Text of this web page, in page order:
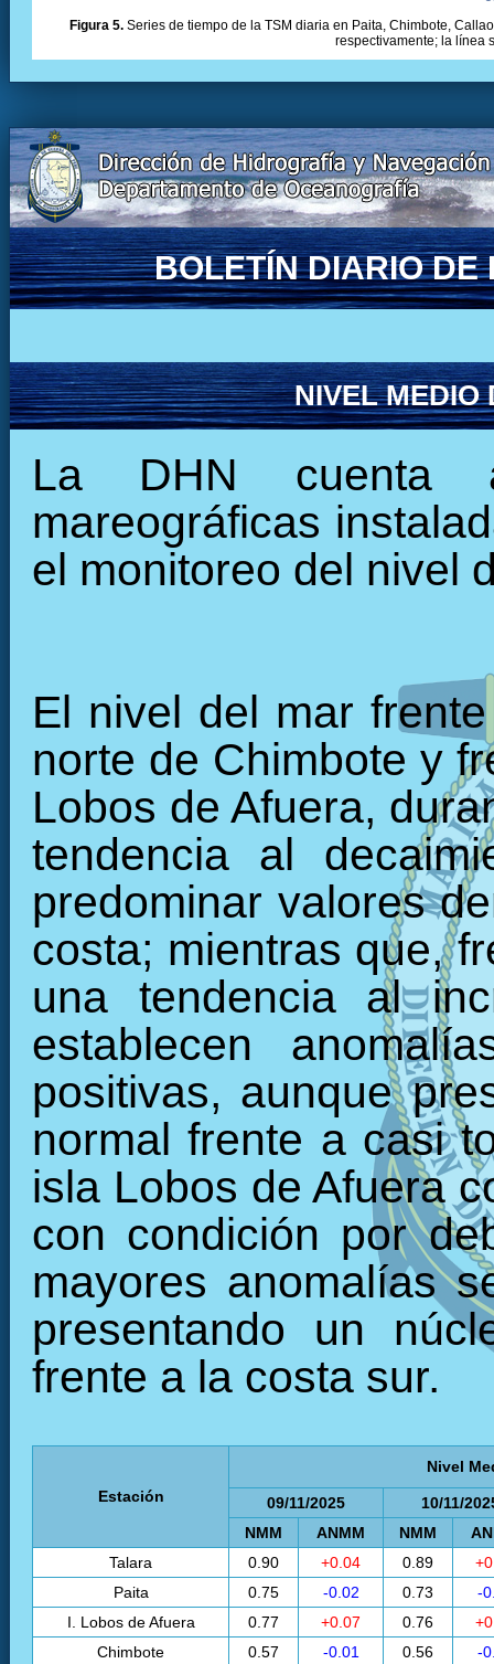
Figura 5. Series de tiempo de la TSM diaria en Paita, Chimbote,
respectivamente; la línea
BOLETÍN DIARIO DE
NIVEL MEDIO
La DHN cuenta
mareográficas
el monitoreo del nivel
El nivel del mar
norte de Chimbote y
Lobos de Afuera,
tendencia al
predominar valores
costa; mientras que,
una tendencia al
establecen
positivas, aunque
normal frente a casi
isla Lobos de Afuera
con condición por
mayores anomalías
presentando un
frente a la costa sur.
Estación
Nivel
09/11/2025
10/11/
NMM
ANMM NMM
Talara
0.90 +0.04 0.89
Paita
0.75 -0.02 0.73
-
I. Lobos de Afuera
0.77 +0.07 0.76
Chimbote
0.57 -0.01 0.56 -